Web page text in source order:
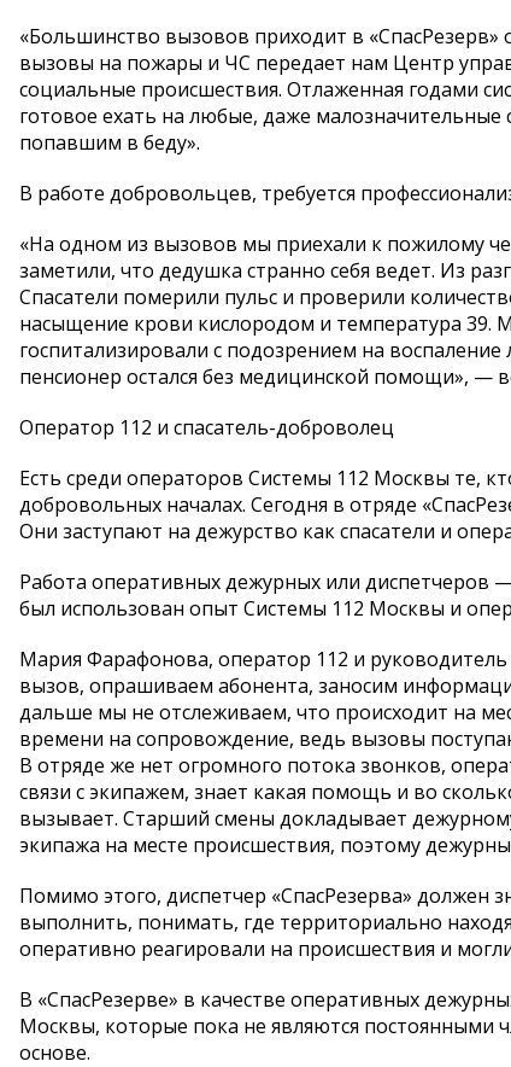
«Большинство вызовов приходит в
вызовы на пожары и ЧС передает нам Центр
социальные происшествия. Отлаженная годами
готовое ехать на любые, даже
попавшим в беду».
В работе добровольцев, требуется
«На одном из вызовов мы приехали к пожилому
заметили, что дедушка странно себя ведет. Из
Спасатели померили пульс и проверили
насыщение крови кислородом и температура
госпитализировали с подозрением на
пенсионер остался без медицинской помощи», —
Оператор 112 и спасатель-доброволец
Есть среди операторов Системы 112 Москвы те,
добровольных началах. Сегодня в отряде
Они заступают на дежурство как спасатели и
Работа оперативных дежурных или диспетчеров
был использован опыт Системы 112 Москвы и
Мария Фарафонова, оператор 112 и
вызов, опрашиваем абонента, заносим
дальше мы не отслеживаем, что происходит на
времени на сопровождение, ведь вызовы
В отряде же нет огромного потока звонков,
связи с экипажем, знает какая помощь и во
вызывает. Старший смены докладывает
экипажа на месте происшествия, поэтому
Помимо этого, диспетчер «СпасРезерва» должен
выполнить, понимать, где территориально
оперативно реагировали на происшествия и
В «СпасРезерве» в качестве оперативных
Москвы, которые пока не являются постоянными
основе.